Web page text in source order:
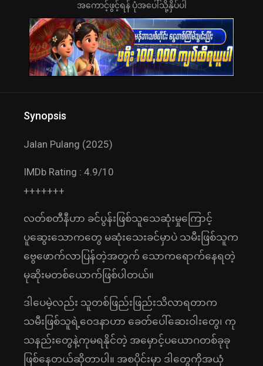
အကောင့်ဖွင့်ရန် ပုံအပေါ်သို့နှိပ်ပါ
Synopsis
Jalan Pulang (2025)
IMDb Rating : 4.9/10
+++++++
လတ်စတီနီဟာ ခင်ပွန်းဖြစ်သူသေဆုံးမှုကြောင့်
ပူဆွေးသောကတွေ မဆုံးသေးခင်မှာပဲ သမီးဖြစ်သူက
ဗွေဖောက်လာပြန်တဲ့အတွက် သောကရောက်နေရတဲ့
မုဆိုးမတစ်ယောက်ဖြစ်ပါတယ်။
ဒါပေမဲ့လည်း သူတစ်ဖြည်းဖြည်းသိလာရတာက
သမီးဖြစ်သူရဲ့ဝေဒနာဟာ ခေတ်ပေါ်ဆေးဝါးတွေ၊ ကု
သနည်းတွေနဲ့ကုမရနိုင်တဲ့ အမှောင့်ပယောဂတစ်ခုခု
ဖြစ်နေတယ်ဆိုတာပါ။ အစပိုင်းမှာ ဒါတွေကိုအယုံ